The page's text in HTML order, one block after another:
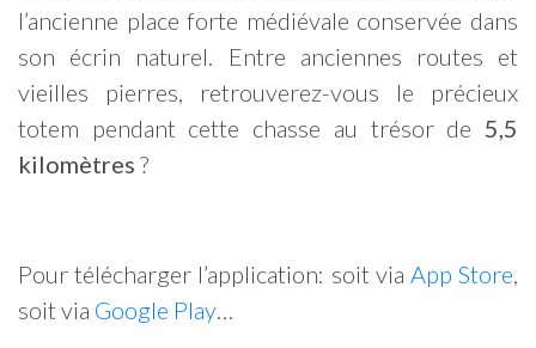
l’ancienne place forte médiévale conservée dans
son écrin naturel. Entre anciennes routes et
vieilles pierres, retrouverez-vous le précieux
totem pendant cette chasse au trésor de 5,5
kilomètres ?
Pour télécharger l’application: soit via App Store
soit via Google Play